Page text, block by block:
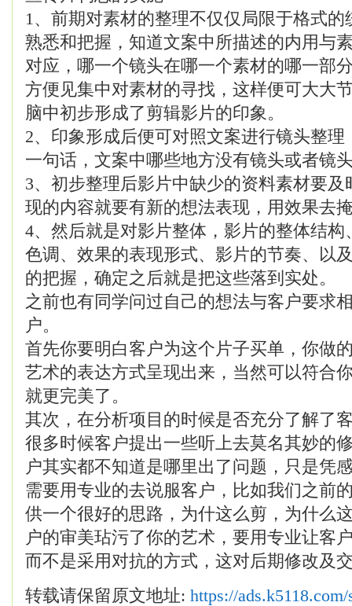
1、前期对素材的整理不仅仅局限于格式
熟悉和把握，知道文案中所描述的内用与
对应，哪一个镜头在哪一个素材的哪一部
方便见集中对素材的寻找，这样便可大大
脑中初步形成了剪辑影片的印象。
2、印象形成后便可对照文案进行镜头整
一句话，文案中哪些地方没有镜头或者镜
3、初步整理后影片中缺少的资料素材要
现的内容就要有新的想法表现，用效果去
4、然后就是对影片整体，影片的整体结
色调、效果的表现形式、影片的节奏、以
的把握，确定之后就是把这些落到实处。
之前也有同学问过自己的想法与客户要求
户。
首先你要明白客户为这个片子买单，你做
艺术的表达方式呈现出来，当然可以符合
就更完美了。
其次，在分析项目的时候是否充分了解了
很多时候客户提出一些听上去莫名其妙的
户其实都不知道是哪里出了问题，只是凭
需要用专业的去说服客户，比如我们之前
供一个很好的思路，为什这么剪，为什么
户的审美玷污了你的艺术，要用专业让客
而不是采用对抗的方式，这对后期修改及
转载请保留原文地址: https://